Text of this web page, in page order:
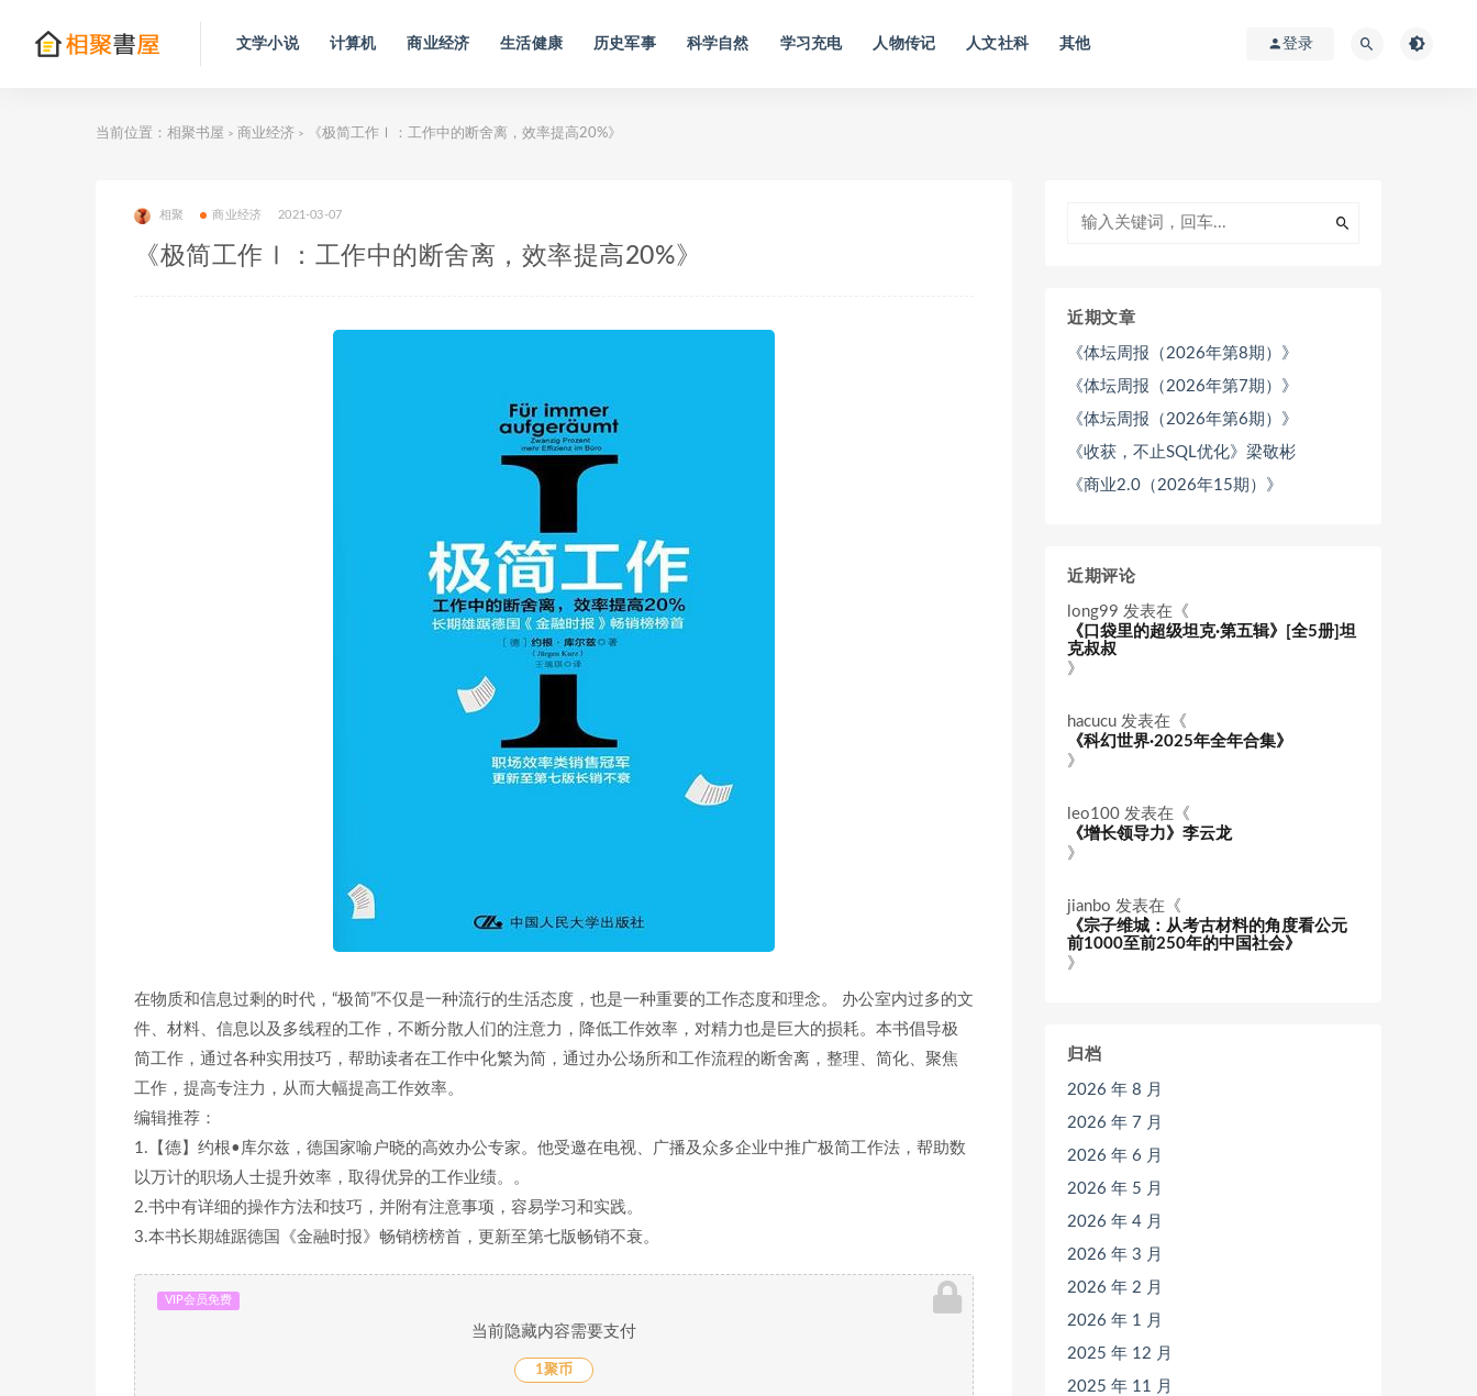
文学小说 计算机 商业经济 生活健康 历史军事 科学自然 学习充电 人物传记 人文社科 其他 登录
当前位置： 相聚书屋 > 商业经济 > 《极简工作Ⅰ：工作中的断舍离，效率提高20%》
相聚 商业经济 2021-03-07
《极简工作Ⅰ：工作中的断舍离，效率提高20%》
在物质和信息过剩的时代，“极简”不仅是一种流行的生活态度，也是一种重要的工作态度和理念。 办公室内过多的文
件、材料、信息以及多线程的工作，不断分散人们的注意力，降低工作效率，对精力也是巨大的损耗。本书倡导极
简工作，通过各种实用技巧，帮助读者在工作中化繁为简，通过办公场所和工作流程的断舍离，整理、简化、聚焦
工作，提高专注力，从而大幅提高工作效率。
编辑推荐：
1.【德】约根•库尔兹，德国家喻户晓的高效办公专家。他受邀在电视、广播及众多企业中推广极简工作法，帮助数
以万计的职场人士提升效率，取得优异的工作业绩。。
2.书中有详细的操作方法和技巧，并附有注意事项，容易学习和实践。
3.本书长期雄踞德国《金融时报》畅销榜榜首，更新至第七版畅销不衰。
VIP会员免费
当前隐藏内容需要支付
1聚币
近期文章
《体坛周报（2026年第8期）》
《体坛周报（2026年第7期）》
《体坛周报（2026年第6期）》
《收获，不止SQL优化》梁敬彬
《商业2.0（2026年15期）》
近期评论
long99 发表在《
《口袋里的超级坦克·第五辑》[全5册]坦
克叔叔
》
hacucu 发表在《
《科幻世界·2025年全年合集》
》
leo100 发表在《
《增长领导力》李云龙
》
jianbo 发表在《
《宗子维城：从考古材料的角度看公元
前1000至前250年的中国社会》
》
归档
2026 年 8 月
2026 年 7 月
2026 年 6 月
2026 年 5 月
2026 年 4 月
2026 年 3 月
2026 年 2 月
2026 年 1 月
2025 年 12 月
2025 年 11 月